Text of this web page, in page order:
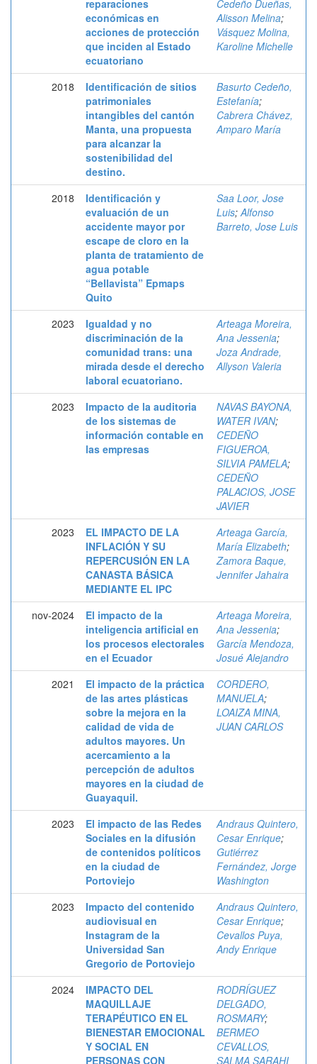
reparaciones
económicas en
acciones de protección
que inciden al Estado
ecuatoriano
Cedeño Dueñas,
Alisson Melina;
Vásquez Molina,
Karoline Michelle
2018
Identificación de sitios
patrimoniales
intangibles del cantón
Manta, una propuesta
para alcanzar la
sostenibilidad del
destino.
Basurto Cedeño,
Estefanía;
Cabrera Chávez,
Amparo María
2018
Identificación y
evaluación de un
accidente mayor por
escape de cloro en la
planta de tratamiento de
agua potable
“Bellavista” Epmaps
Quito
Saa Loor, Jose
Luis;Alfonso
Barreto, Jose Luis
2023
Igualdad y no
discriminación de la
comunidad trans: una
mirada desde el derecho
laboral ecuatoriano.
Arteaga Moreira,
Ana Jessenia;
Joza Andrade,
Allyson Valeria
2023
Impacto de la auditoria
de los sistemas de
información contable en
las empresas
NAVAS BAYONA,
WATER IVAN;
CEDEÑO
FIGUEROA,
SILVIA PAMELA;
CEDEÑO
PALACIOS, JOSE
JAVIER
2023
EL IMPACTO DE LA
INFLACIÓN Y SU
REPERCUSIÓN EN LA
CANASTA BÁSICA
MEDIANTE EL IPC
Arteaga García,
María Elizabeth;
Zamora Baque,
Jennifer Jahaira
nov-2024
El impacto de la
inteligencia artificial en
los procesos electorales
en el Ecuador
Arteaga Moreira,
Ana Jessenia;
García Mendoza,
Josué Alejandro
2021
El impacto de la práctica
de las artes plásticas
sobre la mejora en la
calidad de vida de
adultos mayores. Un
acercamiento a la
percepción de adultos
mayores en la ciudad de
Guayaquil.
CORDERO,
MANUELA;
LOAIZA MINA,
JUAN CARLOS
2023
El impacto de las Redes
Sociales en la difusión
de contenidos políticos
en la ciudad de
Portoviejo
Andraus Quintero,
Cesar Enrique;
Gutiérrez
Fernández, Jorge
Washington
2023
Impacto del contenido
audiovisual en
Instagram de la
Universidad San
Gregorio de Portoviejo
Andraus Quintero,
Cesar Enrique;
Cevallos Puya,
Andy Enrique
2024
IMPACTO DEL
MAQUILLAJE
TERAPÉUTICO EN EL
BIENESTAR EMOCIONAL
Y SOCIAL EN
PERSONAS CON
RODRÍGUEZ
DELGADO,
ROSMARY;
BERMEO
CEVALLOS,
SALMA SARAHI